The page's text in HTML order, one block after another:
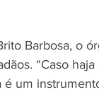
Barbosa, o
“Caso
um